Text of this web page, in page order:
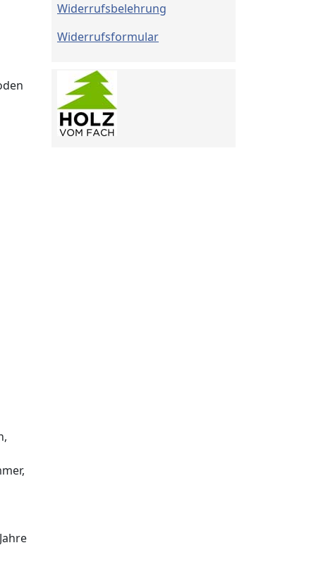
Widerrufsbelehrung
Widerrufsformular